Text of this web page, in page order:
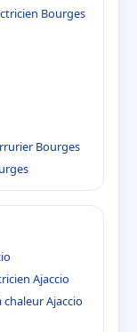
Bourges
Bourges
Ajaccio
chaleur Ajaccio